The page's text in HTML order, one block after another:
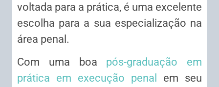
voltada para a prática, é uma excelente
escolha para a sua especialização na
área penal.
Com uma boa pós-graduação em
prática em execução penal
em seu